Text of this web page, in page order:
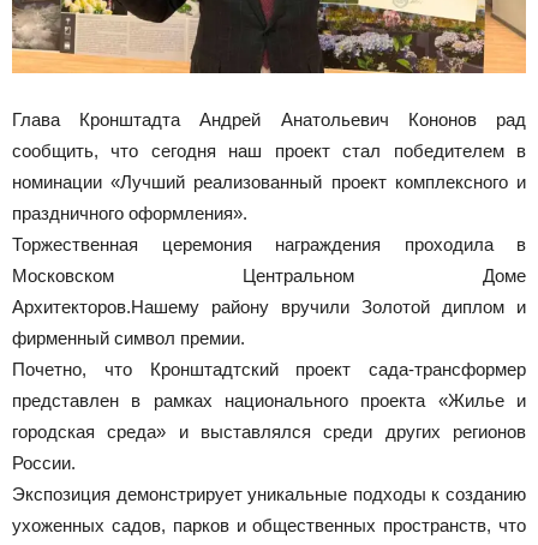
Глава Кронштадта Андрей Анатольевич Кононов рад
сообщить, что сегодня наш проект стал победителем в
номинации «Лучший реализованный проект комплексного и
праздничного оформления».
Торжественная церемония награждения проходила в
Московском Центральном Доме
Архитекторов.Нашему району вручили Золотой диплом и
фирменный символ премии.
Почетно, что Кронштадтский проект сада-трансформер
представлен в рамках национального проекта «Жилье и
городская среда» и выставлялся среди других регионов
России.
Экспозиция демонстрирует уникальные подходы к созданию
ухоженных садов, парков и общественных пространств, что